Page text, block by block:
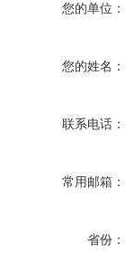
您的单位：
您的姓名：
联系电话：
常用邮箱：
省份：